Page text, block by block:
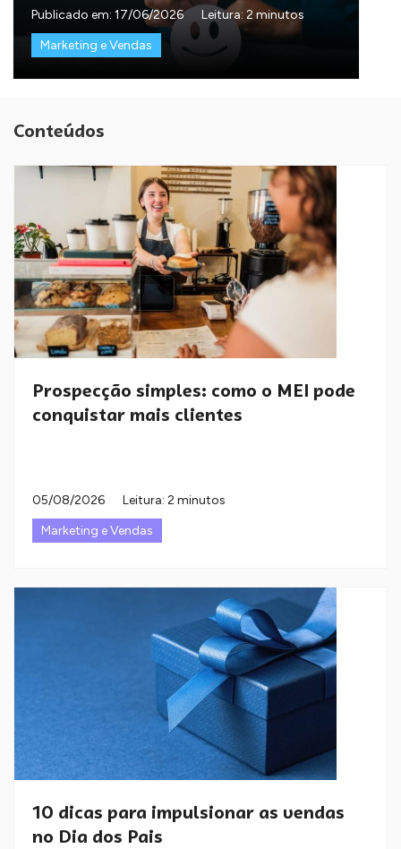
Publicado em: 17/06/2026
Leitura: 2 minutos
Marketing e Vendas
Conteúdos
Prospecção simples: como o MEI pode
conquistar mais clientes
05/08/2026
Leitura: 2 minutos
Marketing e Vendas
10 dicas para impulsionar as vendas
no Dia dos Pais